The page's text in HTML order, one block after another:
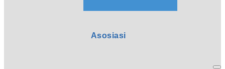
Asosiasi